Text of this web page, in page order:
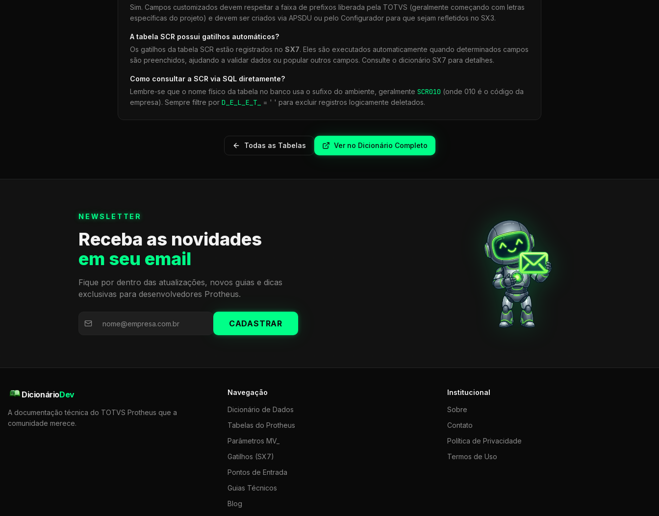
Sim. Campos customizados devem respeitar a faixa de prefixos liberada pela TOTVS (geralmente começando com letras
específicas do projeto) e devem ser criados via APSDU ou pelo Configurador para que sejam refletidos no SX3.
A tabela SCR possui gatilhos automáticos?
Os gatilhos da tabela SCR estão registrados no SX7. Eles são executados automaticamente quando determinados campos
são preenchidos, ajudando a validar dados ou popular outros campos. Consulte o dicionário SX7 para detalhes.
Como consultar a SCR via SQL diretamente?
Lembre-se que o nome físico da tabela no banco usa o sufixo do ambiente, geralmente SCR010 (onde 010 é o código da
empresa). Sempre filtre por D_E_L_E_T_ = ' ' para excluir registros logicamente deletados.
Todas as Tabelas Ver no Dicionário Completo
NEWSLETTER
Receba as novidades
em seu email
Fique por dentro das atualizações, novos guias e dicas
exclusivas para desenvolvedores Protheus.
CADASTRAR
DicionárioDev
A documentação técnica do TOTVS Protheus que a
comunidade merece.
Navegação
Dicionário de Dados
Tabelas do Protheus
Parâmetros MV_
Gatilhos (SX7)
Pontos de Entrada
Guias Técnicos
Blog
Institucional
Sobre
Contato
Política de Privacidade
Termos de Uso